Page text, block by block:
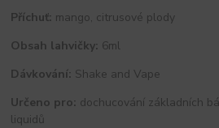
Příchuť: mango, citrusové plody
Obsah lahvičky: 6ml
Dávkování: Shake and Vape
Určeno pro: dochucování základních
liquidů